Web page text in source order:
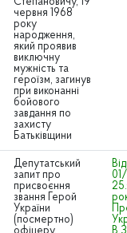
червня 1968
року
народження,
який проявив
виключну
мужність та
героїзм, загинув
при виконанні
бойового
завдання по
захисту
Батьківщини
Депутатський
запит про
присвоєння
звання Герой
України
(посмертно)